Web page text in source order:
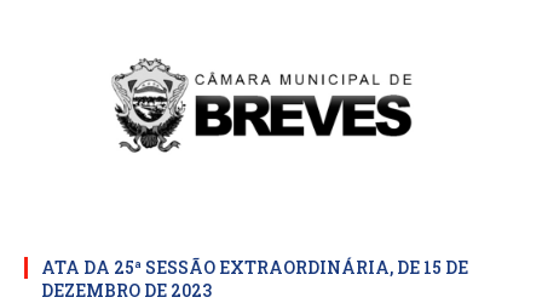
ATA DA 25ª SESSÃO EXTRAORDINÁRIA, DE 15 DE
DEZEMBRO DE 2023